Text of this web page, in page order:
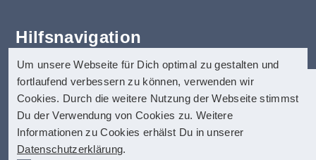
Hilfsnavigation
Erklärung zur Barrierefreiheit
Startseite
Kontakt
Impressum
Datenschutz
Hilfe
anatom5 ist seit vielen Jahren auf digitale
Barrierefreiheit spezialisiert. Dazu zählen
anatom5 perception marketing
GmbH
Münsterstraße 121
40476 Düsseldorf
Um unsere Webseite für Dich optimal zu gestalten und
fortlaufend verbessern zu können, verwenden wir
Cookies. Durch die weitere Nutzung der Webseite stimmst
Du der Verwendung von Cookies zu. Weitere
Informationen zu Cookies erhälst Du in unserer
Datenschutzerklärung.